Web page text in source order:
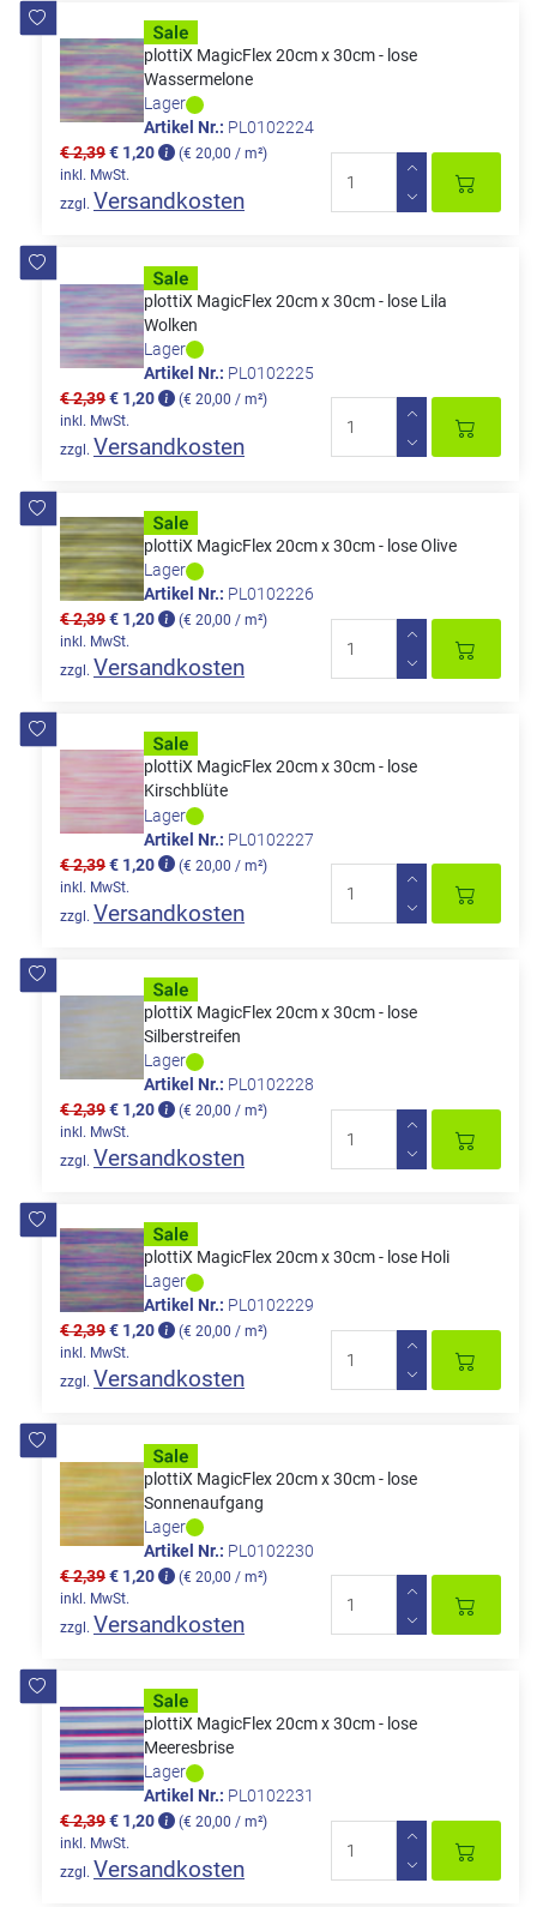
plottiX MagicFlex 20cm x 30cm - lose
Wassermelone
Lager
Artikel Nr.: PL0102224
€ 2,39€ 1,20
(€ 20,00 / m²)
inkl. MwSt.
zzgl. Versandkosten
plottiX MagicFlex 20cm x 30cm - lose Lila
Wolken
Lager
Artikel Nr.: PL0102225
€ 2,39€ 1,20
(€ 20,00 / m²)
inkl. MwSt.
zzgl. Versandkosten
plottiX MagicFlex 20cm x 30cm - lose Olive
Lager
Artikel Nr.: PL0102226
€ 2,39€ 1,20
(€ 20,00 / m²)
inkl. MwSt.
zzgl. Versandkosten
plottiX MagicFlex 20cm x 30cm - lose
Kirschblüte
Lager
Artikel Nr.: PL0102227
€ 2,39€ 1,20
(€ 20,00 / m²)
inkl. MwSt.
zzgl. Versandkosten
plottiX MagicFlex 20cm x 30cm - lose
Silberstreifen
Lager
Artikel Nr.: PL0102228
€ 2,39€ 1,20
(€ 20,00 / m²)
inkl. MwSt.
zzgl. Versandkosten
plottiX MagicFlex 20cm x 30cm - lose Holi
Lager
Artikel Nr.: PL0102229
€ 2,39€ 1,20
(€ 20,00 / m²)
inkl. MwSt.
zzgl. Versandkosten
plottiX MagicFlex 20cm x 30cm - lose
Sonnenaufgang
Lager
Artikel Nr.: PL0102230
€ 2,39€ 1,20
(€ 20,00 / m²)
inkl. MwSt.
zzgl. Versandkosten
plottiX MagicFlex 20cm x 30cm - lose
Meeresbrise
Lager
Artikel Nr.: PL0102231
€ 2,39€ 1,20
(€ 20,00 / m²)
inkl. MwSt.
zzgl. Versandkosten